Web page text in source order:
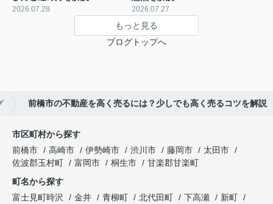
2026.07.28 2026.07.27
もっと見る
ブログトップへ
前橋市の不動産を高く売るには？少しでも高く売るコツを解説
市区町村から探す
前橋市
高崎市 伊勢崎市 渋川市 藤岡市
太田市
佐波郡玉村町
富岡市 桐生市
甘楽郡甘楽町
町名から探す
富士見町時沢
金井 青柳町 北代田町 下高瀬
新町